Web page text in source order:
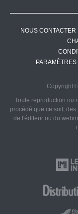
NOUS CONTACTER
Copyright
Toute reproduction ou
procédé que ce soit,
de l'éditeur ou du